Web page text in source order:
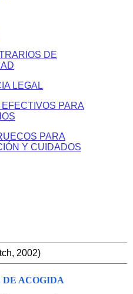
DE
LEGAL
PARA
PARA
Y CUIDADOS
2002)
ACOGIDA